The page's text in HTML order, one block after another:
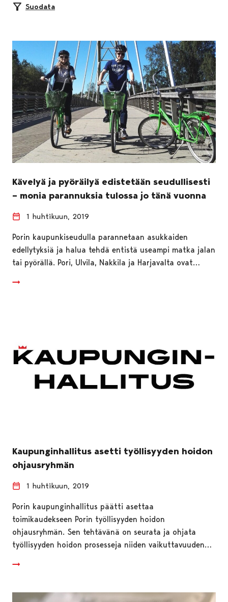
Suodata
Kävelyä ja pyöräilyä edistetään seudullisesti
– monia parannuksia tulossa jo tänä vuonna
1 huhtikuun, 2019
Porin kaupunkiseudulla parannetaan asukkaiden
edellytyksiä ja halua tehdä entistä useampi matka jalan
tai pyörällä. Pori, Ulvila, Nakkila ja Harjavalta ovat…
Kaupunginhallitus asetti työllisyyden hoidon
ohjausryhmän
1 huhtikuun, 2019
Porin kaupunginhallitus päätti asettaa
toimikaudekseen Porin työllisyyden hoidon
ohjausryhmän. Sen tehtävänä on seurata ja ohjata
työllisyyden hoidon prosesseja niiden vaikuttavuuden…